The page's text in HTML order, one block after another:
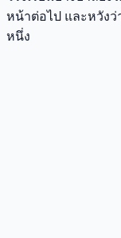
หน้าต่อไป และหวังว่
หนึ่ง